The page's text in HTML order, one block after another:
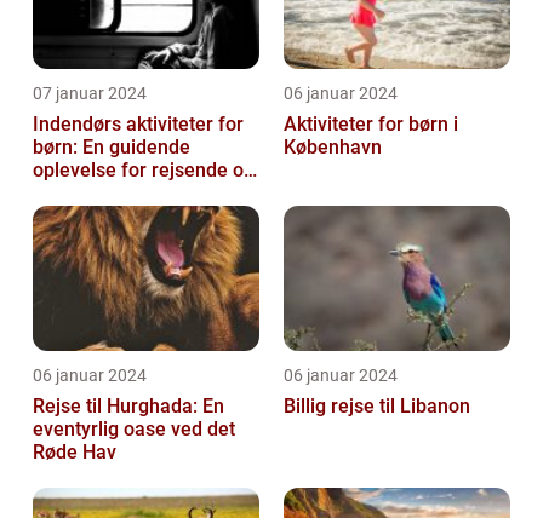
07 januar 2024
Indendørs aktiviteter for
børn: En guidende
oplevelse for rejsende og
06 januar 2024
Aktiviteter for børn i
København
06 januar 2024
Rejse til Hurghada: En
eventyrlig oase ved det
Røde Hav
06 januar 2024
Billig rejse til Libanon